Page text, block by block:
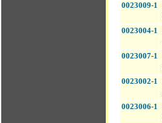
0023009-1
0023004-1
0023007-1
0023002-1
0023006-1